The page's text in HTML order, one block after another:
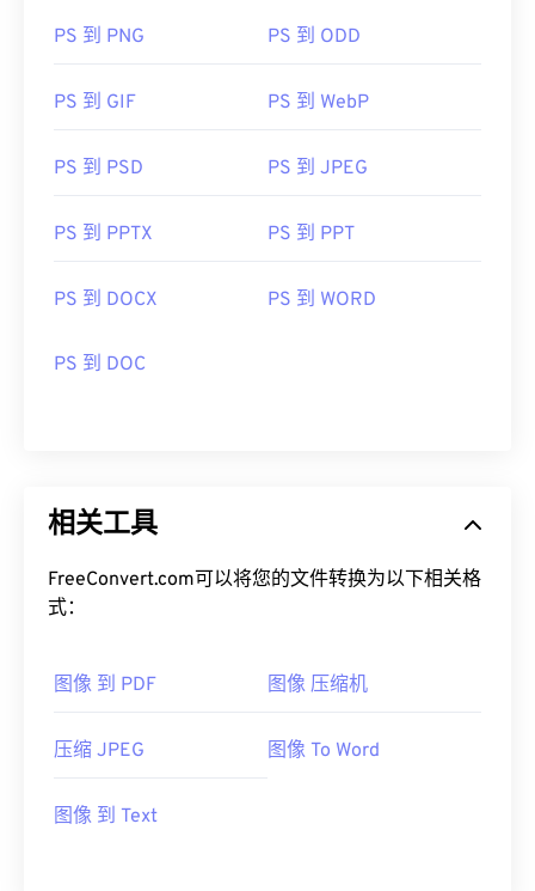
PS 到 PNG PS 到 ODD
PS 到 GIF PS 到 WebP
PS 到 PSD PS 到 JPEG
PS 到 PPTX PS 到 PPT
PS 到 DOCX PS 到 WORD
PS 到 DOC
相关工具
FreeConvert.com可以将您的文件转换为以下相关格
式：
图像 到 PDF 图像 压缩机
压缩 JPEG 图像 To Word
图像 到 Text